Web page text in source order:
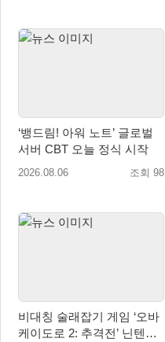
‘뱅드림! 아워 노트’ 글로벌
서버 CBT 오늘 정식 시작
2026.08.06 조회 98
비대칭 술래잡기 게임 ‘오바
케이도로 2: 추격전’ 닌텐도